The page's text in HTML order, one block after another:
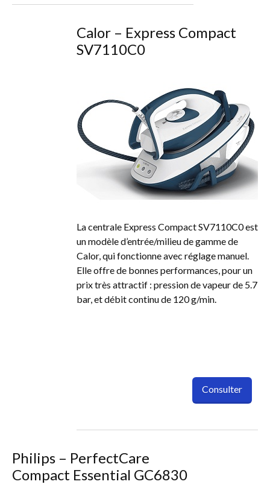
Calor – Express Compact
SV7110C0
La centrale Express Compact SV7110C0 est
un modèle d’entrée/milieu de gamme de
Calor, qui fonctionne avec réglage manuel.
Elle offre de bonnes performances, pour un
prix très attractif : pression de vapeur de 5.7
bar, et débit continu de 120 g/min.
Consulter
Philips – PerfectCare
Compact Essential GC6830